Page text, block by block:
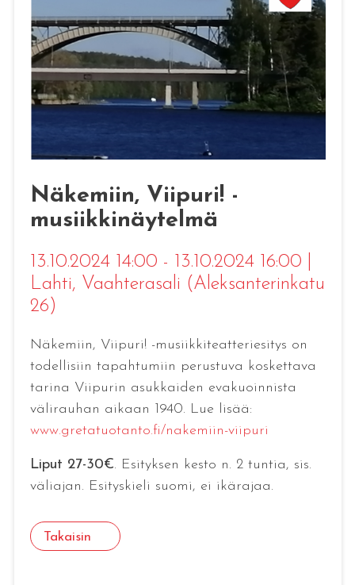
Näkemiin, Viipuri! -
musiikkinäytelmä
13.10.2024 14:00 - 13.10.2024 16:00
Lahti, Vaahterasali (Aleksanterinkatu
26)
Näkemiin, Viipuri! -musiikkiteatteriesitys on
todellisiin tapahtumiin perustuva koskettava
tarina Viipurin asukkaiden evakuoinnista
välirauhan aikaan 1940. Lue lisää:
www.gretatuotanto.fi/nakemiin-viipuri
Liput 27-30€. Esityksen kesto n. 2 tuntia, sis.
väliajan. Esityskieli suomi, ei ikärajaa.
Takaisin